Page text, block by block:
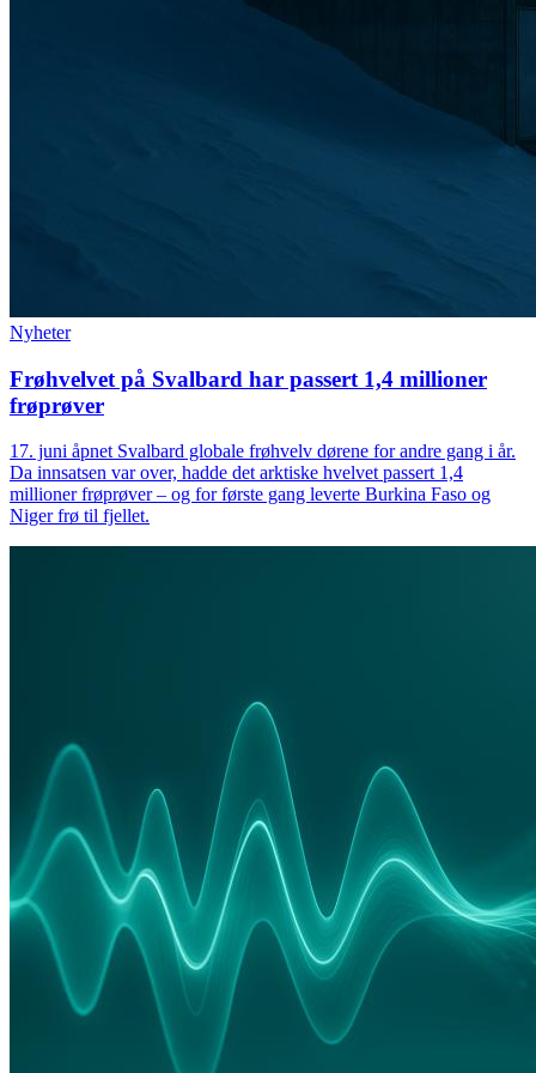
Nyheter
Frøhvelvet på Svalbard har passert 1,4 millioner
frøprøver
17. juni åpnet Svalbard globale frøhvelv dørene for andre gang i år.
Da innsatsen var over, hadde det arktiske hvelvet passert 1,4
millioner frøprøver – og for første gang leverte Burkina Faso og
Niger frø til fjellet.